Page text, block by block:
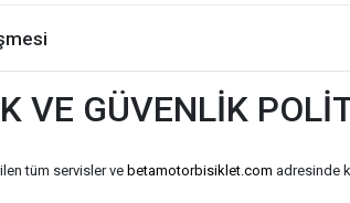
VE GÜVENLİK
tüm servisler ve betamotorbisiklet.com adresinde